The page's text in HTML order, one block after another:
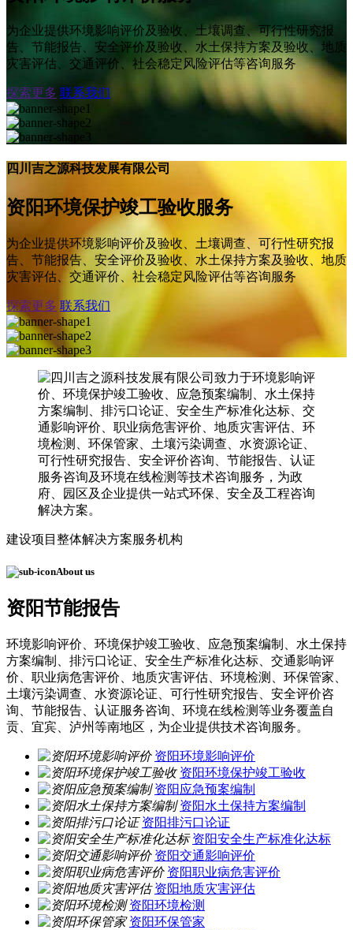
为企业提供环境影响评价及验收、土壤调查、可行性研究报
告、节能报告、安全评价及验收、水土保持方案及验收、地质
灾害评估、交通评价、社会稳定风险评估等咨询服务
探索更多 联系我们
四川吉之源科技发展有限公司
资阳环境保护竣工验收服务
为企业提供环境影响评价及验收、土壤调查、可行性研究报
告、节能报告、安全评价及验收、水土保持方案及验收、地质
灾害评估、交通评价、社会稳定风险评估等咨询服务
探索更多 联系我们
建设项目整体解决方案服务机构
About us
资阳节能报告
环境影响评价、环境保护竣工验收、应急预案编制、水土保持
方案编制、排污口论证、安全生产标准化达标、交通影响评
价、职业病危害评价、地质灾害评估、环境检测、环保管家、
土壤污染调查、水资源论证、可行性研究报告、安全评价咨
询、节能报告、认证服务咨询、环境在线检测等业务覆盖自
贡、宜宾、泸州等南地区，为企业提供技术咨询服务。
资阳环境影响评价
资阳环境保护竣工验收
资阳应急预案编制
资阳水土保持方案编制
资阳排污口论证
资阳安全生产标准化达标
资阳交通影响评价
资阳职业病危害评价
资阳地质灾害评估
资阳环境检测
资阳环保管家